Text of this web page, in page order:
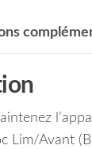
Lim/Avant